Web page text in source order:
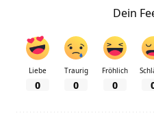
Dein
Liebe
0
Traurig
0
Fröhlich
0